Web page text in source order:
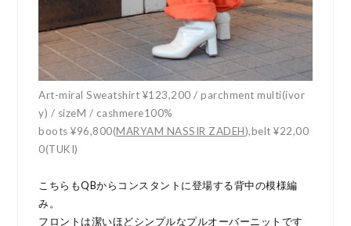
Art-miral Sweatshirt ¥123,200 / parchment multi(ivor
y) / sizeM / cashmere100%
boots ¥96,800(MARYAM NASSIR ZADEH),belt ¥22,00
0(TUKI)
こちらもQBからコンスタントに登場する背中の模様編
み。
フロントは潔いほどシンプルなプルオーバーニットです